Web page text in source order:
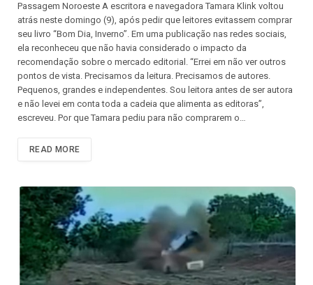
Passagem Noroeste A escritora e navegadora Tamara Klink voltou
atrás neste domingo (9), após pedir que leitores evitassem comprar
seu livro “Bom Dia, Inverno”. Em uma publicação nas redes sociais,
ela reconheceu que não havia considerado o impacto da
recomendação sobre o mercado editorial. “Errei em não ver outros
pontos de vista. Precisamos da leitura. Precisamos de autores.
Pequenos, grandes e independentes. Sou leitora antes de ser autora
e não levei em conta toda a cadeia que alimenta as editoras”,
escreveu. Por que Tamara pediu para não comprarem o…
READ MORE